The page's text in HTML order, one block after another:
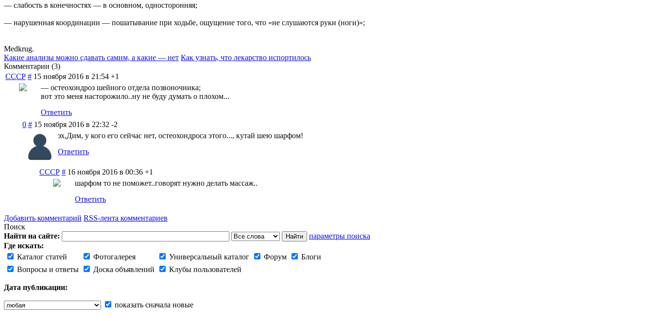
— слабость в конечностях — в основном, односторонняя;
— нарушенная координации — пошатывание при ходьбе, ощущение того, что «не слушаются руки (ноги)»;
Medkrug.
Какие анализы можно сдавать самим, а какие — нет Как узнать, что лекарство испортилось
Комментарии (3)
СССР # 15 ноября 2016 в 21:54 +1
— остеохондроз шейного отдела позвоночника;
вот это меня насторожило..ну не буду думать о плохом...
Ответить
0 # 15 ноября 2016 в 22:32 -2
эх,Дим, у кого его сейчас нет, остеохондроса этого..., кутай шею шарфом!
Ответить
СССР # 16 ноября 2016 в 00:36 +1
шарфом то не поможет..говорят нужно делать массаж..
Ответить
Добавить комментарий RSS-лента комментариев
Поиск
Найти на сайте:
параметры поиска
Где искать:
Каталог статей
Фотогалерея Универсальный каталог Форум
Блоги
Вопросы и ответы
Доска объявлений Клубы пользователей
Дата публикации:
показать сначала новые